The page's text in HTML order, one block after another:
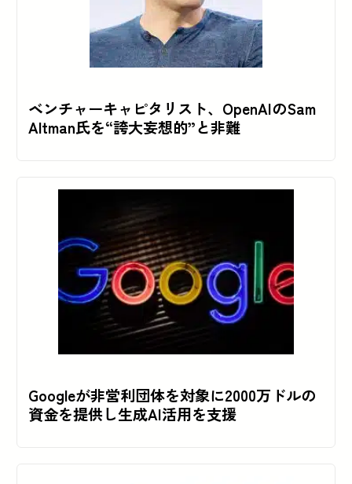
ベンチャーキャピタリスト、OpenAIのSam
Altman氏を“誇大妄想的”と非難
Googleが非営利団体を対象に2000万ドルの
資金を提供し生成AI活用を支援